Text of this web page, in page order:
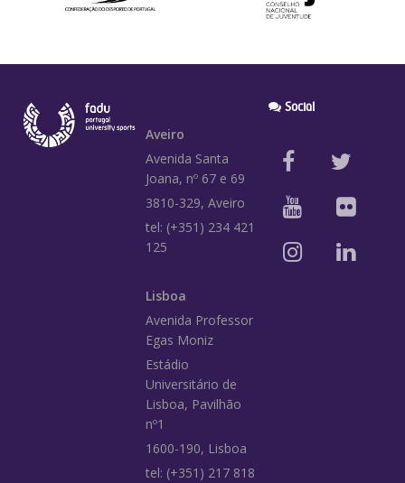
Aveiro
Avenida Santa
Joana, nº 67 e 69
3810-329, Aveiro
tel: (+351) 234 421
125
Lisboa
Avenida Professor
Egas Moniz
Estádio
Universitário de
Lisboa, Pavilhão
nº1
1600-190, Lisboa
tel: (+351) 217 818
Social